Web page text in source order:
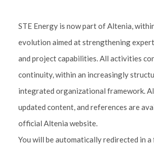
STE Energy is now part of Altenia,
evolution aimed at strengthening
and project capabilities. All activities
continuity, within an increasingly
integrated organizational framework.
updated content, and references are
official Altenia website.
You will be automatically redirected in a